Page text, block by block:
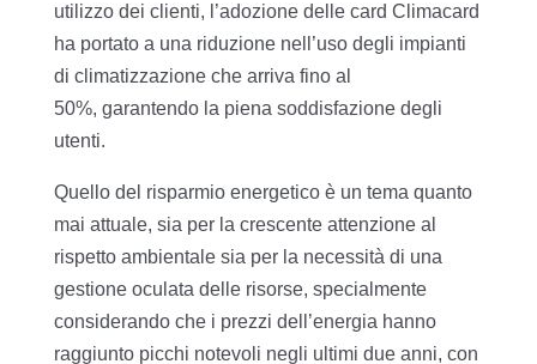
utilizzo dei clienti, l’adozione delle card Climacard
ha portato a una riduzione nell’uso degli impianti
di climatizzazione che arriva fino al
50%, garantendo la piena soddisfazione degli
utenti.
Quello del risparmio energetico è un tema quanto
mai attuale, sia per la crescente attenzione al
rispetto ambientale sia per la necessità di una
gestione oculata delle risorse, specialmente
considerando che i prezzi dell’energia hanno
raggiunto picchi notevoli negli ultimi due anni, con